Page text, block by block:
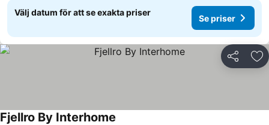
Välj datum för att se exakta priser
Se priser
Dela
Fjellro By Interhome